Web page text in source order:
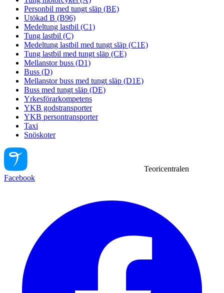
Personbil med tungt släp (BE)
Utökad B (B96)
Medeltung lastbil (C1)
Tung lastbil (C)
Medeltung lastbil med tungt släp (C1E)
Tung lastbil med tungt släp (CE)
Mellanstor buss (D1)
Buss (D)
Mellanstor buss med tungt släp (D1E)
Buss med tungt släp (DE)
Yrkesförarkompetens
YKB godstransporter
YKB persontransporter
Taxi
Snöskoter
Teoricentralen
Facebook